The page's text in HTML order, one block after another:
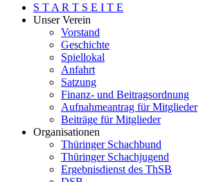
S T A R T S E I T E
Unser Verein
Vorstand
Geschichte
Spiellokal
Anfahrt
Satzung
Finanz- und Beitragsordnung
Aufnahmeantrag für Mitglieder
Beiträge für Mitglieder
Organisationen
Thüringer Schachbund
Thüringer Schachjugend
Ergebnisdienst des ThSB